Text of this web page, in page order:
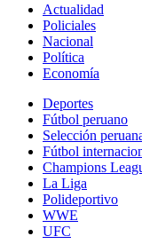
Actualidad
Policiales
Nacional
Política
Economía
Deportes
Fútbol peruano
Selección
Fútbol
Champions
La Liga
Polideportivo
WWE
UFC